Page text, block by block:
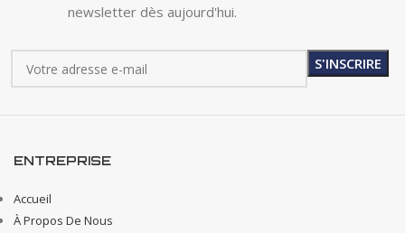
newsletter dès aujourd'hui.
ENTREPRISE
Accueil
À Propos De Nous